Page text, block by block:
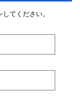
てください。